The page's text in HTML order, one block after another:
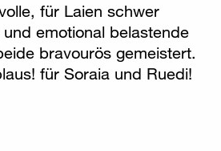
für Laien schwer
emotional belastende
bravourös gemeistert.
für Soraia und Ruedi!